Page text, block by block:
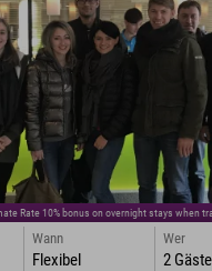
Rate 10% bonus on overnight stays when
Wann
Flexibel
Wer
2 Gäste